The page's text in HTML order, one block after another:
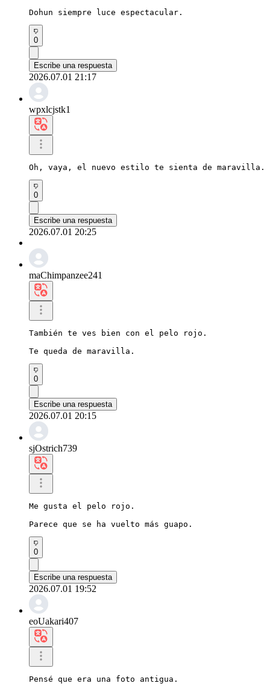
Dohun siempre luce espectacular.
0
Escribe una respuesta
2026.07.01 21:17
wpxlcjstk1
Oh, vaya, el nuevo estilo te sienta de maravilla.
0
Escribe una respuesta
2026.07.01 20:25
maChimpanzee241
También te ves bien con el pelo rojo.
Te queda de maravilla.
0
Escribe una respuesta
2026.07.01 20:15
sjOstrich739
Me gusta el pelo rojo.
Parece que se ha vuelto más guapo.
0
Escribe una respuesta
2026.07.01 19:52
eoUakari407
Pensé que era una foto antigua.